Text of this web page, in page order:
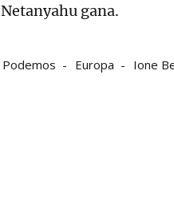
Netanyahu gana.
Podemos Europa Ione